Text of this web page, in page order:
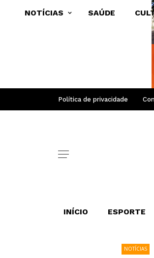
Política de privacidade
INÍCIO ESPORTE
NOTÍCIAS SAÚDE
NOTÍCIAS